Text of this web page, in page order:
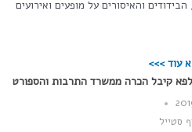
והאיסורים על מופעים ואירועים
עוד >>>
קיבל הכרה ממשרד התרבות והספורט
סטייל